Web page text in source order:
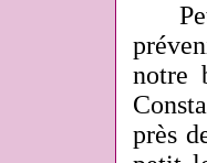
notre
près